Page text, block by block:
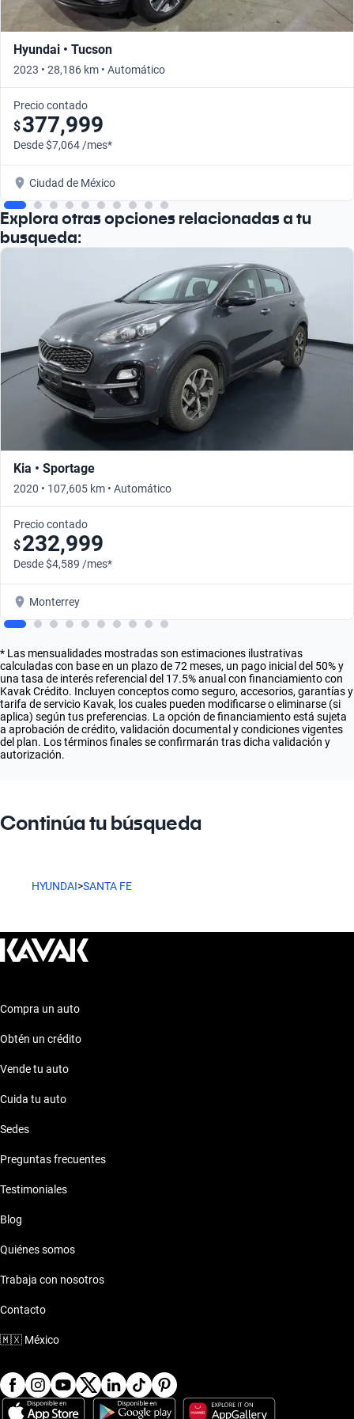
Hyundai • Tucson
2023 • 28,186 km • Automático
Precio contado
$377,999
Desde $7,064 /mes*
Ciudad de México
Explora otras opciones relacionadas a tu
busqueda:
Kia • Sportage
2020 • 107,605 km • Automático
Precio contado
$232,999
Desde $4,589 /mes*
Monterrey
* Las mensualidades mostradas son estimaciones ilustrativas
calculadas con base en un plazo de 72 meses, un pago inicial del 50% y
una tasa de interés referencial del 17.5% anual con financiamiento con
Kavak Crédito. Incluyen conceptos como seguro, accesorios, garantías y
tarifa de servicio Kavak, los cuales pueden modificarse o eliminarse (si
aplica) según tus preferencias. La opción de financiamiento está sujeta
a aprobación de crédito, validación documental y condiciones vigentes
del plan. Los términos finales se confirmarán tras dicha validación y
autorización.
Continúa tu búsqueda
HYUNDAI>SANTA FE
Compra un auto
Obtén un crédito
Vende tu auto
Cuida tu auto
Sedes
Preguntas frecuentes
Testimoniales
Blog
Quiénes somos
Trabaja con nosotros
Contacto
🇲🇽 México